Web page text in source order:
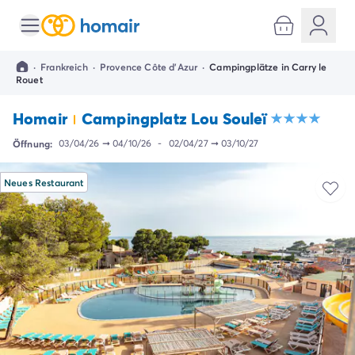
Alle Reiseziele
Campingplatz Abruzzen
Campingplatz Emilia Romagna
Campingplatz Rimini
Campingplatz Latium
Campingplatz Rom
Campingplatz Lombardei
Campingplatz Gardasee
Campingplatz Cisano di Bardolino
Campingplatz Riva del Garda
Campingplatz Lago Maggiore
Campingplatz Marken
Campingplatz Sardinien
Campingplatz Toskana
Campingplatz Florenz
· Frankreich · Provence Côte d'Azur · Campingplätze in Carry le
Rouet
Homair Campingplatz Lou Souleï
Öffnung: 03/04/26 ➞04/10/26 - 02/04/27➞03/10/27
Neues Restaurant